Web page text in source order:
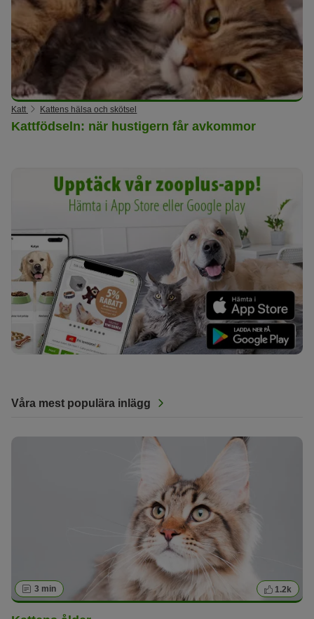
Katt Kattens hälsa och skötsel
Kattfödseln: när hustigern får avkommor
Våra mest populära inlägg
3 min 1.2k